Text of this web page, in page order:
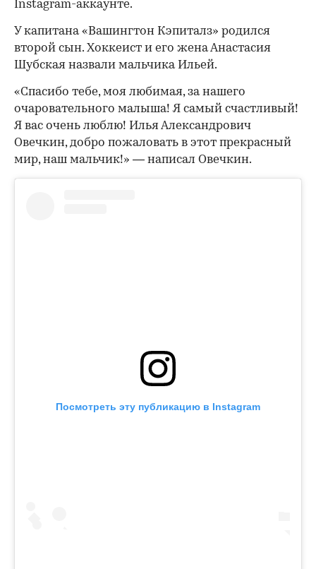
Instagram-аккаунте.
У капитана «Вашингтон Кэпиталз» родился
второй сын. Хоккеист и его жена Анастасия
Шубская назвали мальчика Ильей.
«Спасибо тебе, моя любимая, за нашего
очаровательного малыша! Я самый счастливый!
Я вас очень люблю! Илья Александрович
Овечкин, добро пожаловать в этот прекрасный
мир, наш мальчик!» — написал Овечкин.
Посмотреть эту публикацию в Instagram